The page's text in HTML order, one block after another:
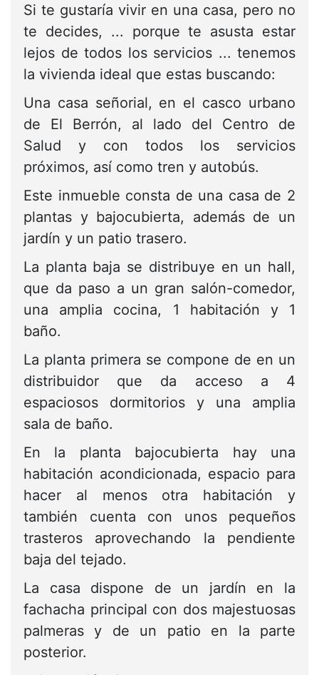
Si te gustaría vivir en una casa, pero no
te decides, ... porque te asusta estar
lejos de todos los servicios ... tenemos
la vivienda ideal que estas buscando:
Una casa señorial, en el casco urbano
de El Berrón, al lado del Centro de
Salud y con todos los servicios
próximos, así como tren y autobús.
Este inmueble consta de una casa de 2
plantas y bajocubierta, además de un
jardín y un patio trasero.
La planta baja se distribuye en un hall,
que da paso a un gran salón-comedor,
una amplia cocina, 1 habitación y 1
baño.
La planta primera se compone de en un
distribuidor que da acceso a 4
espaciosos dormitorios y una amplia
sala de baño.
En la planta bajocubierta hay una
habitación acondicionada, espacio para
hacer al menos otra habitación y
también cuenta con unos pequeños
trasteros aprovechando la pendiente
baja del tejado.
La casa dispone de un jardín en la
fachacha principal con dos majestuosas
palmeras y de un patio en la parte
posterior.